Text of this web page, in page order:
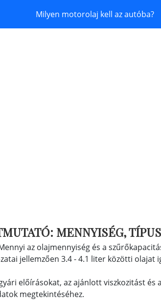
Milyen motorolaj kell az autóba?
MENNYISÉG,
az olajmennyiség és a
jellemzően 3.4 - 4.1 liter közötti olajat
előírásokat, az ajánlott viszkozitást és
megtekintéséhez.